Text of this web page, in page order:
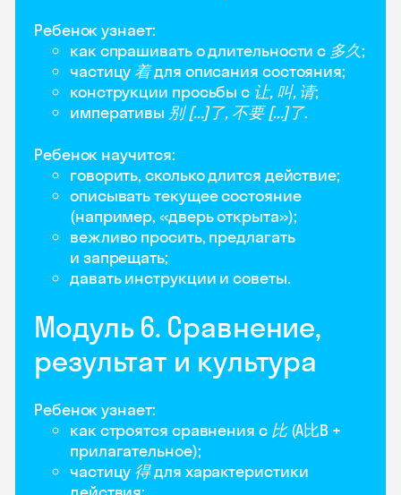
Ребенок узнает:
как спрашивать о длительности с 多久;
частицу 着для описания состояния;
конструкции просьбы с 让, 叫, 请;
императивы 别 [...]了, 不要 [...]了.
Ребенок научится:
говорить, сколько длится действие;
описывать текущее состояние
(например, «дверь открыта»);
вежливо просить, предлагать
и запрещать;
давать инструкции и советы.
Модуль 6. Сравнение,
результат и культура
Ребенок узнает:
как строятся сравнения с 比(A比B +
прилагательное);
частицу 得для характеристики